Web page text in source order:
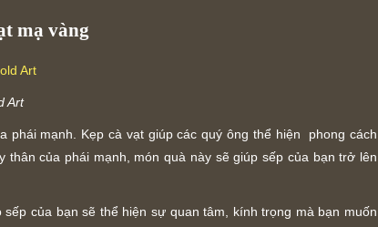
mạ vàng
Art
phái mạnh. Kẹp cà vạt giúp các quý ông thể hiện phong cách
của phái mạnh, món quà này sẽ giúp sếp của bạn trở lên
sếp của bạn sẽ thể hiện sự quan tâm, kính trọng mà bạn muốn